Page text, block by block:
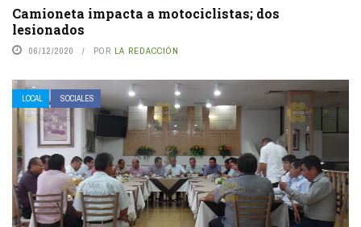
Camioneta impacta a motociclistas; dos
lesionados
06/12/2020 POR LA REDACCIÓN
LOCAL SOCIALES